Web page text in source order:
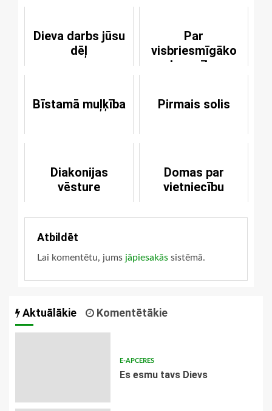
Dieva darbs jūsu
dēļ
Par
visbriesmīgāko
ķecerību
Bīstamā muļķība Pirmais solis
Diakonijas
vēsture
Domas par
vietniecību
Atbildēt
Lai komentētu, jums jāpiesakās sistēmā.
Aktuālākie Komentētākie
E-APCERES
Es esmu tavs Dievs